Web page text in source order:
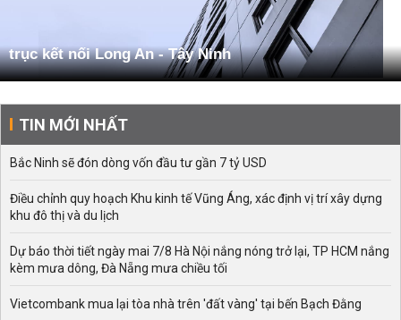
trục kết nối Long An - Tây Ninh
TIN MỚI NHẤT
Bắc Ninh sẽ đón dòng vốn đầu tư gần 7 tỷ USD
Điều chỉnh quy hoạch Khu kinh tế Vũng Áng, xác định vị trí xây dựng
khu đô thị và du lịch
Dự báo thời tiết ngày mai 7/8 Hà Nội nắng nóng trở lại, TP HCM nắng
kèm mưa dông, Đà Nẵng mưa chiều tối
Vietcombank mua lại tòa nhà trên 'đất vàng' tại bến Bạch Đằng